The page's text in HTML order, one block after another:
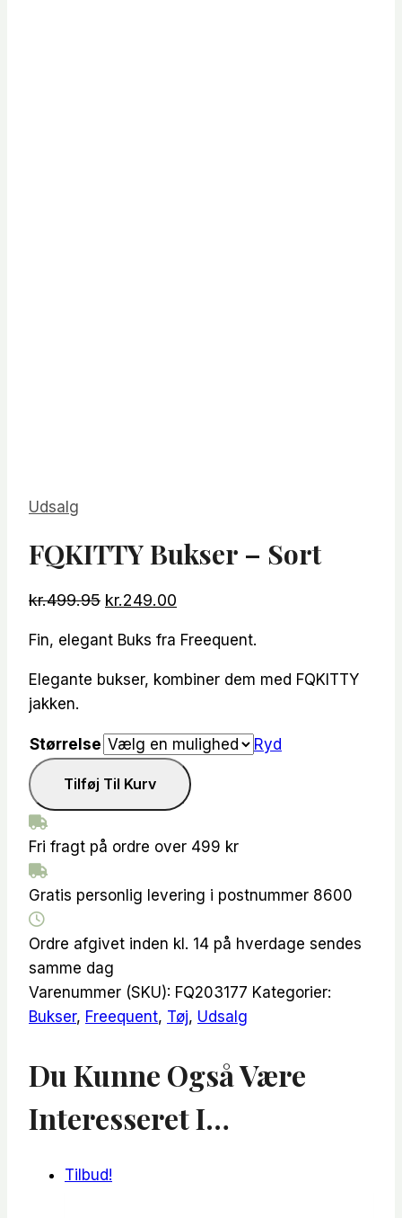
Udsalg
FQKITTY Bukser – Sort
kr.499.95 Den
pris
var:
kr.249.00
pris
er:
Fin, elegant Buks fra Freequent.
Elegante bukser, kombiner dem med FQKITTY
jakken.
Størrelse
Ryd
FQKITTY
Bukser
-
Sort
antal
Tilføj Til Kurv
Fri fragt på ordre over 499 kr
Gratis personlig levering i postnummer 8600
Ordre afgivet inden kl. 14 på hverdage sendes
samme dag
Varenummer (SKU): FQ203177 Kategorier:
Bukser, Freequent, Tøj, Udsalg
Du Kunne Også Være
Interesseret I…
Tilbud!